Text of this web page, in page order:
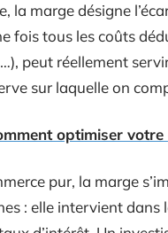
la marge désigne
fois tous les coûts
peut réellement
sur laquelle on
optimiser
pur, la marge
: elle intervient dans